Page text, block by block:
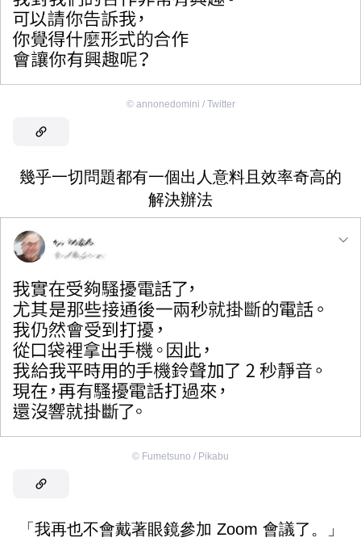
© annonedomini / Twitter
幾乎一切問題都有一個出人意料且效率奇高的
解決辦法
© Fumetsuno / Pikabu
「我再也不會戴著眼鏡參加 Zoom 會議了。」